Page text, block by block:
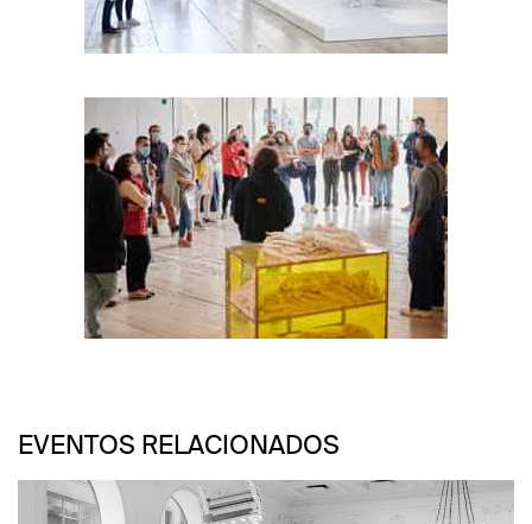
Foto: Israel Esparza
Foto: Israel Esparza
EVENTOS RELACIONADOS